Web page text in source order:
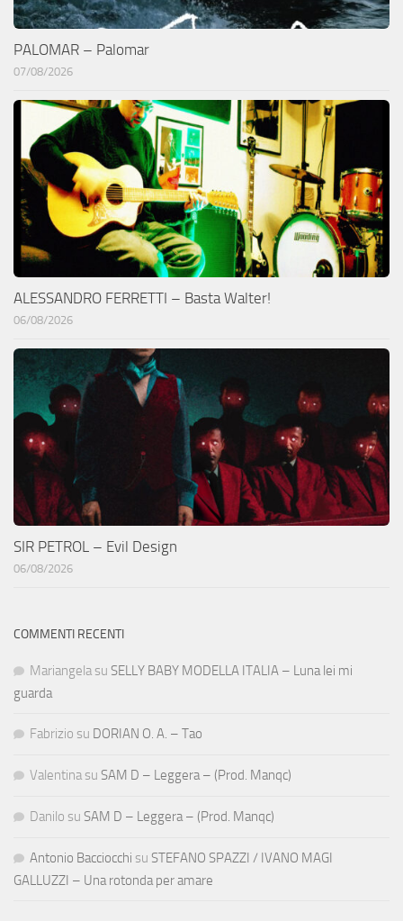
PALOMAR – Palomar
07/08/2026
ALESSANDRO FERRETTI – Basta Walter!
06/08/2026
SIR PETROL – Evil Design
06/08/2026
COMMENTI RECENTI
Mariangela su SELLY BABY MODELLA ITALIA – Luna lei mi
guarda
Fabrizio su DORIAN O. A. – Tao
Valentina su SAM D – Leggera – (Prod. Manqc)
Danilo su SAM D – Leggera – (Prod. Manqc)
Antonio Bacciocchi su STEFANO SPAZZI / IVANO MAGI
GALLUZZI – Una rotonda per amare